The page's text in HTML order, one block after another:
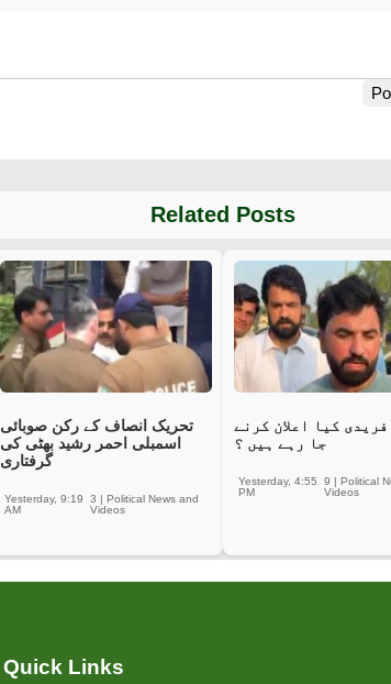
Related Posts
تحریک انصاف کے رکن صوبائی
اسمبلی احمر رشید بھٹی کی
گرفتاری
3 | Political News and
Videos
Yesterday, 9:19
AM
کیا اعلان کرنے
جا رہے ہیں ؟
9 |Political
Videos
Yesterday, 4:55
PM
Quick Links